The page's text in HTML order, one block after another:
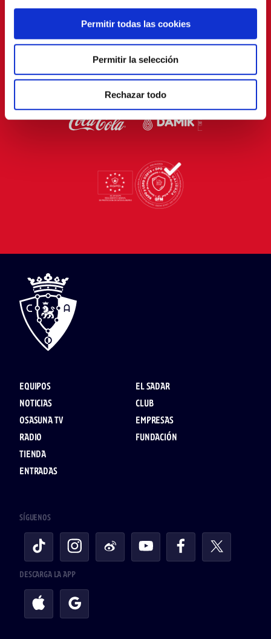
Permitir todas las cookies
Permitir la selección
Rechazar todo
EQUIPOS
NOTICIAS
OSASUNA TV
RADIO
TIENDA
ENTRADAS
EL SADAR
CLUB
EMPRESAS
FUNDACIÓN
SÍGUENOS
DESCARGA LA APP